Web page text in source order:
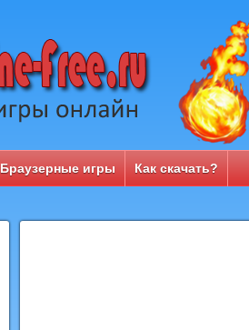
Браузерные игры Как скачать?